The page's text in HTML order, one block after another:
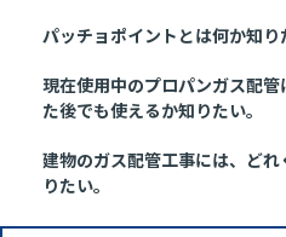
パッチョポイントとは何か知り
現在使用中のプロパンガス配
た後でも使えるか知りたい。
建物のガス配管工事には、ど
りたい。